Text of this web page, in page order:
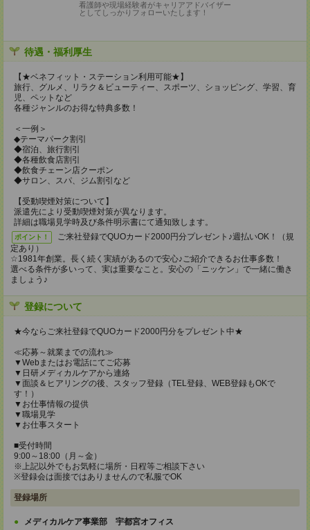
看護師や現場経験者がキャリアアドバイザー
としてしっかりフォローいたします！
待遇・福利厚生
【★ベネフィット・ステーション利用可能★】
旅行、グルメ、リラク＆ビューティー、スポーツ、ショッピング、学習、育
児、ペットなど
各種ジャンルのお得な特典多数！
＜一例＞
◆テーマパーク割引
◆宿泊、旅行割引
◆各種飲食店割引
◆飲食チェーン店クーポン
◆サロン、スパ、ジム割引など
【受動喫煙対策について】
派遣先により受動喫煙対策が異なります。
詳細は職場見学時及び条件明示書にて通知致します。
ポイント！
ご来社登録でQUOカード2000円分プレゼント♪週払いOK！（規
定あり）
☆1981年創業。長く続く実績があるので安心♪ご紹介できるお仕事多数！
選べる条件が多いって、実は重要なこと。安心の「ニッケン」で一緒に働き
ましょう♪
登録について
★今ならご来社登録でQUOカード2000円分をプレゼント中★
≪応募～就業までの流れ≫
▼Webまたはお電話にてご応募
▼日研メディカルケアから連絡
▼面談＆ヒアリングの後、スタッフ登録（TEL登録、WEB登録もOKで
す！）
▼お仕事情報の提供
▼職場見学
▼お仕事スタート
■受付時間
9:00～18:00（月～金）
※上記以外でもお気軽に場所・日程等ご相談下さい
※登録会は面接ではありませんので私服でOK
登録場所
メディカルケア事業部 宇都宮オフィス